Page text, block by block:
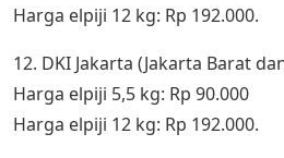
Harga elpiji 12 kg: Rp 192.000.
12. DKI Jakarta (Jakarta Barat
Harga elpiji 5,5 kg: Rp 90.000
Harga elpiji 12 kg: Rp 192.000.